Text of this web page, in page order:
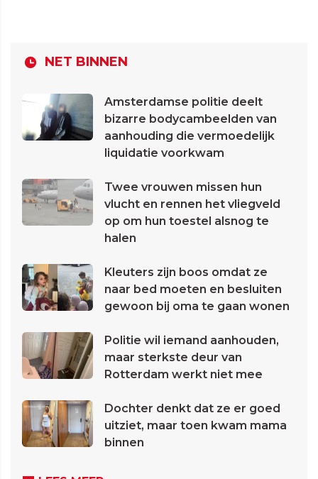
NET BINNEN
Amsterdamse politie deelt
bizarre bodycambeelden van
aanhouding die vermoedelijk
liquidatie voorkwam
Twee vrouwen missen hun
vlucht en rennen het vliegveld
op om hun toestel alsnog te
halen
Kleuters zijn boos omdat ze
naar bed moeten en besluiten
gewoon bij oma te gaan wonen
Politie wil iemand aanhouden,
maar sterkste deur van
Rotterdam werkt niet mee
Dochter denkt dat ze er goed
uitziet, maar toen kwam mama
binnen